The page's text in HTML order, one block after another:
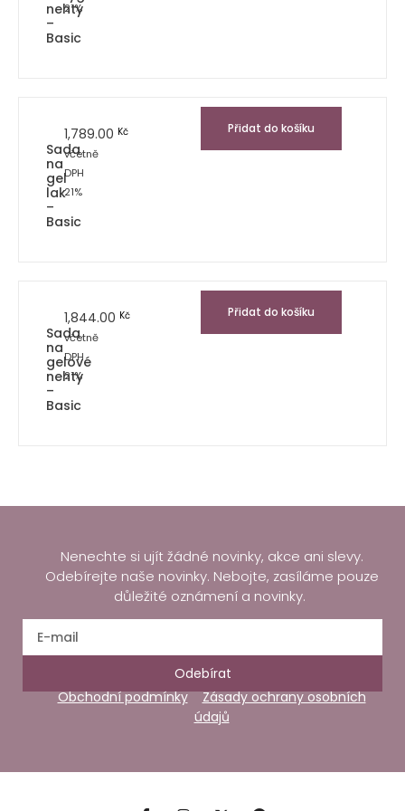
nehty
–
Basic
21%
Sada
na
gel
lak
–
Basic
1,789.00 Kč
včetně
DPH
21%
Přidat do košíku
Sada
na
gelové
nehty
–
Basic
1,844.00 Kč
včetně
DPH
21%
Přidat do košíku
Nenechte si ujít žádné novinky, akce ani slevy.
Odebírejte naše novinky. Nebojte, zasíláme pouze
důležité oznámení a novinky.
Odebírat
Obchodní podmínky
Zásady ochrany osobních
údajů